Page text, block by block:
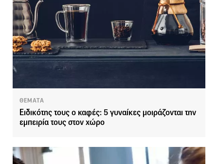
ΘΕΜΑΤΑ
Ειδικότης τους ο καφές: 5 γυναίκες μοιράζονται την
εμπειρία τους στον χώρο